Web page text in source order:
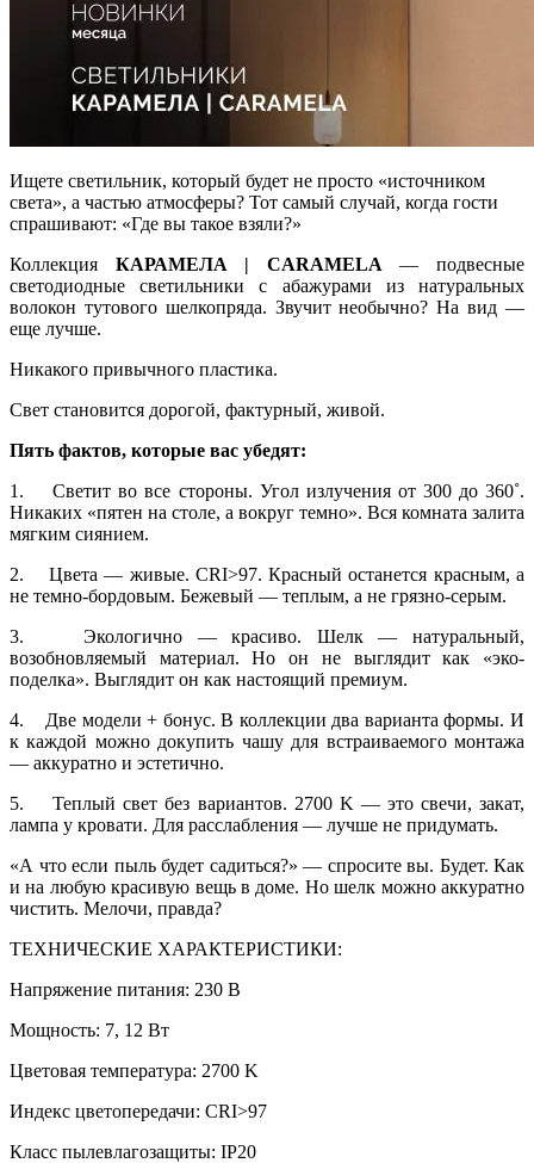
Ищете светильник, который будет не просто «источником
света», а частью атмосферы? Тот самый случай, когда гости
спрашивают: «Где вы такое взяли?»
Коллекция КАРАМЕЛА | CARAMELA — подвесные
светодиодные светильники с абажурами из натуральных
волокон тутового шелкопряда. Звучит необычно? На вид —
еще лучше.
Никакого привычного пластика.
Свет становится дорогой, фактурный, живой.
Пять фактов, которые вас убедят:
1. Светит во все стороны. Угол излучения от 300 до 360˚.
Никаких «пятен на столе, а вокруг темно». Вся комната залита
мягким сиянием.
2. Цвета — живые. CRI>97. Красный останется красным, а
не темно-бордовым. Бежевый — теплым, а не грязно-серым.
3. Экологично — красиво. Шелк — натуральный,
возобновляемый материал. Но он не выглядит как «эко-
поделка». Выглядит он как настоящий премиум.
4. Две модели + бонус. В коллекции два варианта формы. И
к каждой можно докупить чашу для встраиваемого монтажа
— аккуратно и эстетично.
5. Теплый свет без вариантов. 2700 K — это свечи, закат,
лампа у кровати. Для расслабления — лучше не придумать.
«А что если пыль будет садиться?» — спросите вы. Будет. Как
и на любую красивую вещь в доме. Но шелк можно аккуратно
чистить. Мелочи, правда?
ТЕХНИЧЕСКИЕ ХАРАКТЕРИСТИКИ:
Напряжение питания: 230 В
Мощность: 7, 12 Вт
Цветовая температура: 2700 K
Индекс цветопередачи: CRI>97
Класс пылевлагозащиты: IP20